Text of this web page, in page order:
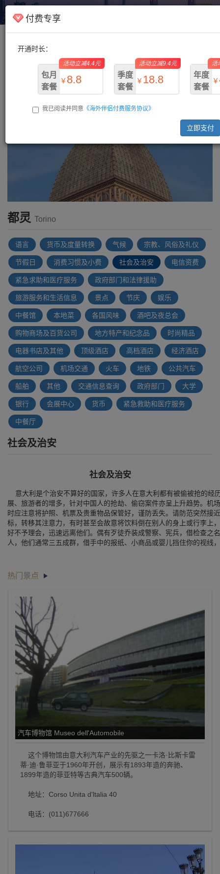
海外伴侣
付费专享
开通时长：
包月
套餐
￥ 8.8
￥13.2
活动立减4.4元
季度
套餐
￥ 18.8
￥28.2
活动立减9.4元
年度
套餐
￥
活
我已阅读并同意 《海外伴侣付费服务协议》
立即支付
主页/意大利
都灵 Torino
语言 货币及度量转换 气候 宗教、风俗及礼仪
节假日 消费习惯及小费 社会及治安 电信资费
紧急求助和医疗服务 政府部门和法律援助
旅游服务和生活信息 景点 节庆 娱乐
中餐馆 本地菜 各国风味 酒吧及夜总会
购物商场及百货公司 地方特产和纪念品 时尚精品
电器书店及其他 顶级酒店 高档酒店 经济酒店
航空公司 机场交通 火车 地铁 公共汽车
船舶 其他 交通信息查询 政府部门 大学
银行 会展中心 货币 紧急救助和医疗服务
中餐厅
社会及治安
社会及治安
意大利是个治安不算好的国家，许多人在意大利都有被偷被抢的经
展、旅游者的增多，针对中国人的抢劫、偷窃案件亦呈上升趋势。机
时应注意将护照、机票及贵重物品保管好，谨防丢失。请防范突然接
标，转移其注意力，有时甚至会故意将饮料倒在别人的身上或行李上
好不予理会，迅速远离他们。偶有歹徒乔装成警察、宪兵，借检查之
人，他们通常三五成群，借手中的报纸、小商品或婴儿挡住你的视线
热门景点
汽车博物馆 Museo dell'Automobile
这个博物馆由意大利汽车产业的先驱之一卡洛·比斯卡雷
蒂·迪·鲁菲亚于1960年开创，展示有1893年造的奔驰、
1899年造的菲亚特等古典汽车500辆。
地址：Corso Unita d'ltalia 40
电话：(011)677666